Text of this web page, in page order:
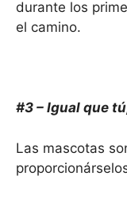
durante los
el camino.
#3 – Igual que
Las mascotas